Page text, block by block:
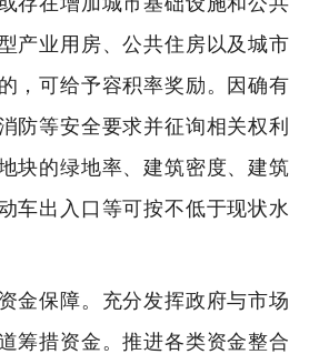
产业用房、公共住房以及城市
，可给予容积率奖励。因确有
防等安全要求并征询相关权利
块的绿地率、建筑密度、建筑
车出入口等可按不低于现状水
保障。充分发挥政府与市场
筹措资金。推进各类资金整合